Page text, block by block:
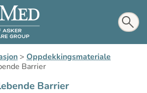
> Oppdekkingsmateriale
Barrier
Barrier